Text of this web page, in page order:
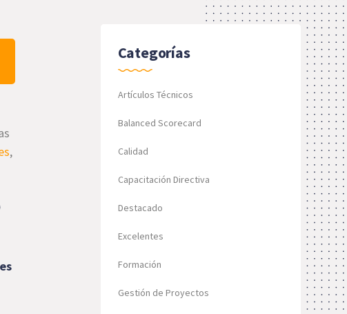
,
Categorías
Artículos Técnicos
Balanced Scorecard
Calidad
Capacitación Directiva
Destacado
Excelentes
Formación
Gestión de Proyectos